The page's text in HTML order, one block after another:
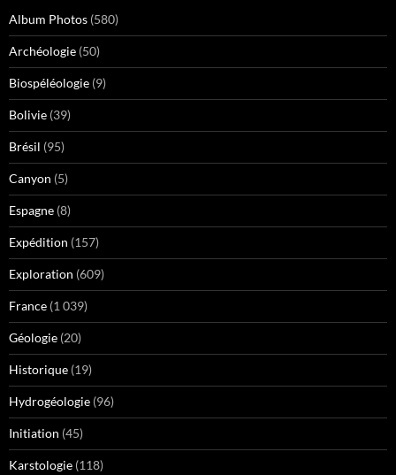
Album Photos (580)
Archéologie (50)
Biospéléologie (9)
Bolivie (39)
Brésil (95)
Canyon (5)
Espagne (8)
Expédition (157)
Exploration (609)
France (1 039)
Géologie (20)
Historique (19)
Hydrogéologie (96)
Initiation (45)
Karstologie (118)